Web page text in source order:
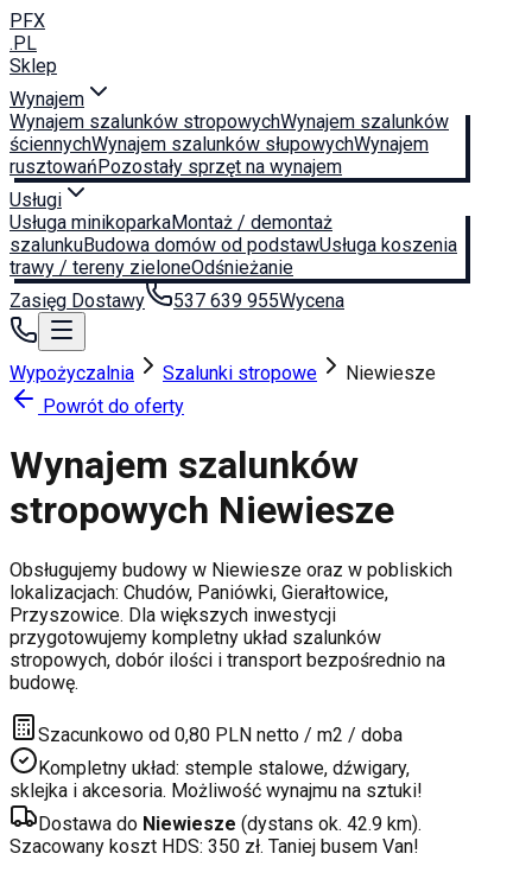
PFX
.PL
Sklep
Wynajem
Wynajem szalunków stropowychWynajem szalunków
ściennychWynajem szalunków słupowychWynajem
rusztowańPozostały sprzęt na wynajem
Usługi
Usługa minikoparkaMontaż / demontaż
szalunkuBudowa domów od podstawUsługa koszenia
trawy / tereny zieloneOdśnieżanie
Zasięg Dostawy
537 639 955Wycena
Wypożyczalnia Szalunki stropowe
Niewiesze
Powrót do oferty
Wynajem szalunków
stropowych Niewiesze
Obsługujemy budowy w Niewiesze oraz w pobliskich
lokalizacjach: Chudów, Paniówki, Gierałtowice,
Przyszowice. Dla większych inwestycji
przygotowujemy kompletny układ szalunków
stropowych, dobór ilości i transport bezpośrednio na
budowę.
Szacunkowo od 0,80 PLN netto / m2 / doba
Kompletny układ: stemple stalowe, dźwigary,
sklejka i akcesoria. Możliwość wynajmu na sztuki!
Dostawa do Niewiesze (dystans ok. 42.9 km).
Szacowany koszt HDS: 350 zł. Taniej busem Van!